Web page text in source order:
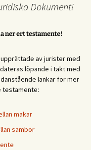
Dokument!
ner ert testamente!
av jurister med
löpande i takt med
länkar för mer
testamente:
makar
sambor